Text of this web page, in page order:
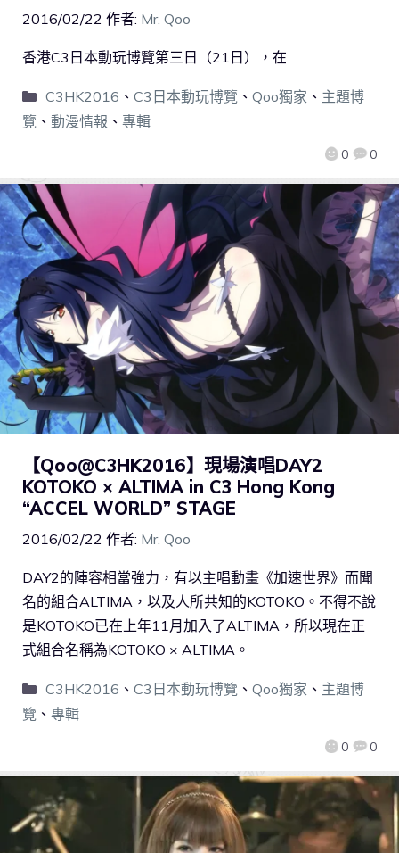
2016/02/22 作者: Mr. Qoo
0 0
香港C3日本動玩博覽第三日（21日），在
C3HK2016 、 C3日本動玩博覽 、 Qoo獨家 、 主題博
覽 、 動漫情報 、 專輯
【Qoo@C3HK2016】現場演唱DAY2
KOTOKO × ALTIMA in C3 Hong Kong
“ACCEL WORLD” STAGE
2016/02/22 作者: Mr. Qoo
0 0
DAY2的陣容相當強力，有以主唱動畫《加速世界》而聞
名的組合ALTIMA，以及人所共知的KOTOKO。不得不說
是KOTOKO已在上年11月加入了ALTIMA，所以現在正
式組合名稱為KOTOKO × ALTIMA。
C3HK2016 、 C3日本動玩博覽 、 Qoo獨家 、 主題博
覽 、 專輯